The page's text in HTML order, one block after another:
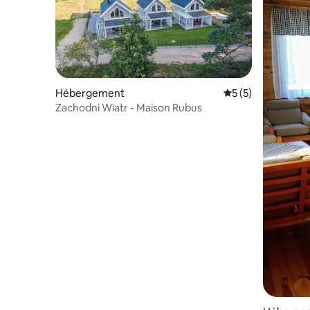
Hébergement Évaluation
5 (5)
Zachodni Wiatr - Maison Rubus